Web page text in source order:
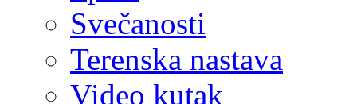
Svečanosti
Terenska nastava
Video kutak